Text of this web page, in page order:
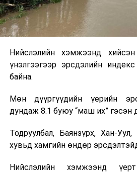
Нийслэлийн хэмжээнд
үнэлгээгээр эрсдэлийн
байна.
Мөн дүүргүүдийн үерийн
дундаж 8.1 буюу “маш их” гэсэн
Тодруулбал, Баянзүрх, Хан-
хувьд хамгийн өндөр
Нийслэлийн хэмжээнд